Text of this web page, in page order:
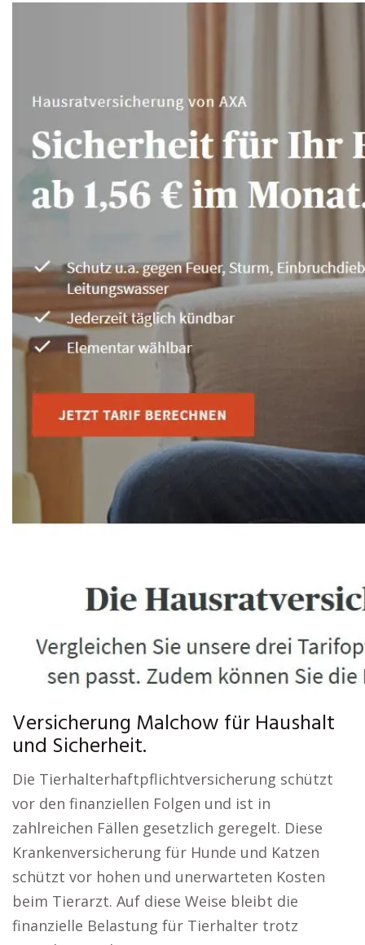
Versicherung Malchow für Haushalt
und Sicherheit.
Die Tierhalterhaftpflichtversicherung schützt
vor den finanziellen Folgen und ist in
zahlreichen Fällen gesetzlich geregelt. Diese
Krankenversicherung für Hunde und Katzen
schützt vor hohen und unerwarteten Kosten
beim Tierarzt. Auf diese Weise bleibt die
finanzielle Belastung für Tierhalter trotz